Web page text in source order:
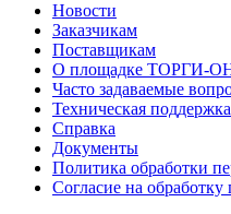
Новости
Заказчикам
Поставщикам
О площадке ТОРГИ-
Часто задаваемые
Техническая поддержка
Справка
Документы
Политика обработки
Согласие на